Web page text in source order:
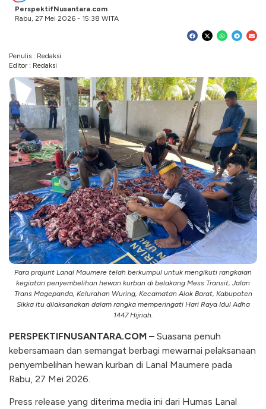
PerspektifNusantara.com
Rabu, 27 Mei 2026 - 15:38 WITA
Penulis : Redaksi
Editor : Redaksi
Para prajurit Lanal Maumere telah berkumpul untuk mengikuti rangkaian
kegiatan penyembelihan hewan kurban di belakang Mess Transit, Jalan
Trans Magepanda, Kelurahan Wuring, Kecamatan Alok Barat, Kabupaten
Sikka itu dilaksanakan dalam rangka memperingati Hari Raya Idul Adha
1447 Hijriah.
PERSPEKTIFNUSANTARA.COM – Suasana penuh
kebersamaan dan semangat berbagi mewarnai pelaksanaan
penyembelihan hewan kurban di Lanal Maumere pada
Rabu, 27 Mei 2026.
Press release yang diterima media ini dari Humas Lanal